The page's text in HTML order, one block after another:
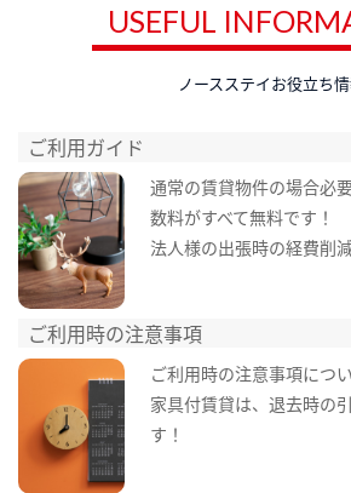
USEFUL
ノースステイお役立ち
ご利用ガイド
通常の賃貸物件の場合必
数料がすべて無料です！
法人様の出張時の経費削
ご利用時の注意事項
ご利用時の注意事項につ
家具付賃貸は、退去時の
す！